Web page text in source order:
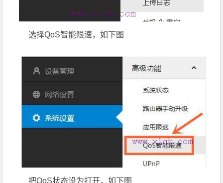
选择QoS智能限速，如下图
把QoS状态设为打开，如下图